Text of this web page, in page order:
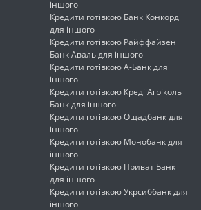
іншого
Кредити готівкою Банк Конкорд
для іншого
Кредити готівкою Райффайзен
Банк Аваль для іншого
Кредити готівкою А-Банк для
іншого
Кредити готівкою Креді Агріколь
Банк для іншого
Кредити готівкою Ощадбанк для
іншого
Кредити готівкою Монобанк для
іншого
Кредити готівкою Приват Банк
для іншого
Кредити готівкою Укрсиббанк для
іншого